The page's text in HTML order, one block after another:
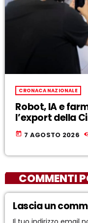
CRONACA NAZIONALE
Robot, IA e
l’export della
today 7 AGOSTO 2026
COMMENTI
Lascia un